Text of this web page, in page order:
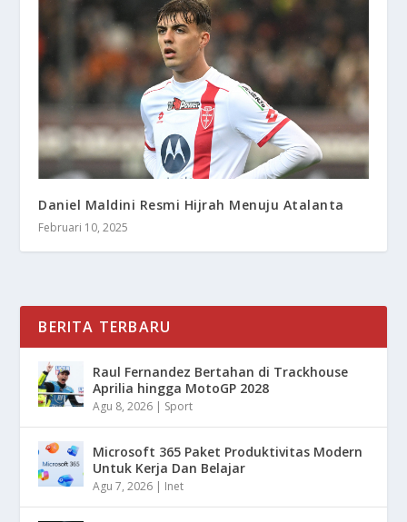
Daniel Maldini Resmi Hijrah Menuju Atalanta
Februari 10, 2025
BERITA TERBARU
Raul Fernandez Bertahan di Trackhouse
Aprilia hingga MotoGP 2028
Agu 8, 2026 | Sport
Microsoft 365 Paket Produktivitas Modern
Untuk Kerja Dan Belajar
Agu 7, 2026 | Inet